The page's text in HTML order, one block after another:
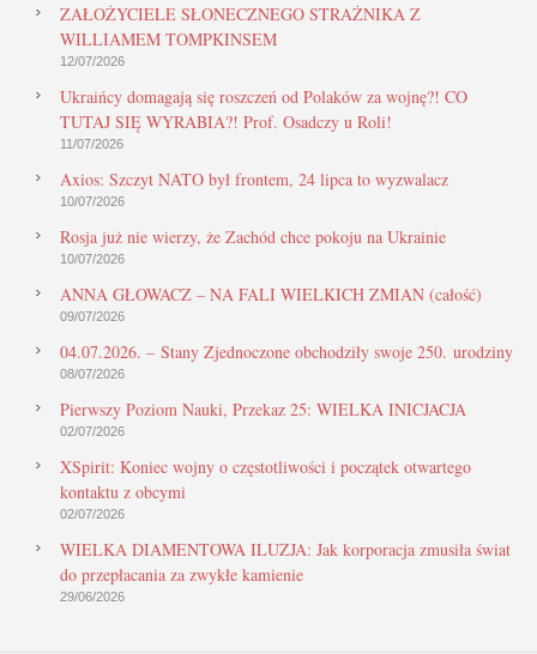
ZAŁOŻYCIELE SŁONECZNEGO STRAŻNIKA Z
WILLIAMEM TOMPKINSEM
12/07/2026
Ukraińcy domagają się roszczeń od Polaków za wojnę?! CO
TUTAJ SIĘ WYRABIA?! Prof. Osadczy u Roli!
11/07/2026
Axios: Szczyt NATO był frontem, 24 lipca to wyzwalacz
10/07/2026
Rosja już nie wierzy, że Zachód chce pokoju na Ukrainie
10/07/2026
ANNA GŁOWACZ – NA FALI WIELKICH ZMIAN (całość)
09/07/2026
04.07.2026. – Stany Zjednoczone obchodziły swoje 250. urodziny
08/07/2026
Pierwszy Poziom Nauki, Przekaz 25: WIELKA INICJACJA
02/07/2026
XSpirit: Koniec wojny o częstotliwości i początek otwartego
kontaktu z obcymi
02/07/2026
WIELKA DIAMENTOWA ILUZJA: Jak korporacja zmusiła świat
do przepłacania za zwykłe kamienie
29/06/2026